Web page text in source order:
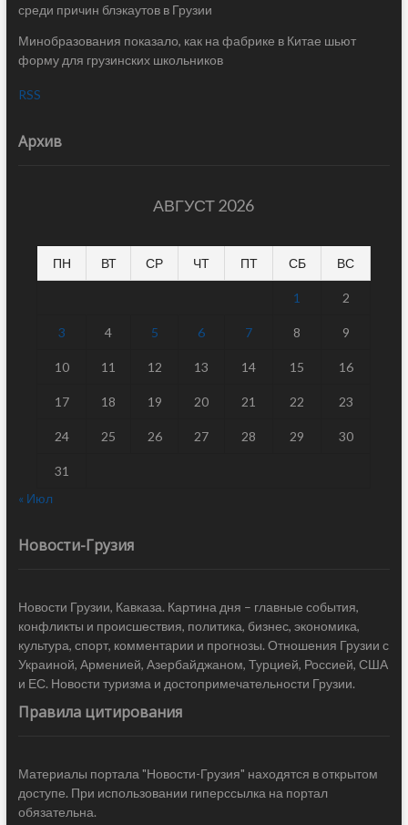
среди причин блэкаутов в Грузии
Минобразования показало, как на фабрике в Китае шьют
форму для грузинских школьников
RSS
Архив
АВГУСТ 2026
ПН ВТ СР ЧТ ПТ СБ ВС
1 2
3 4 5 6 7 8 9
10 11 12 13 14 15 16
17 18 19 20 21 22 23
24 25 26 27 28 29 30
31
« Июл
Новости-Грузия
Новости Грузии, Кавказа. Картина дня – главные события,
конфликты и происшествия, политика, бизнес, экономика,
культура, спорт, комментарии и прогнозы. Отношения Грузии с
Украиной, Арменией, Азербайджаном, Турцией, Россией, США
и ЕС. Новости туризма и достопримечательности Грузии.
Правила цитирования
Материалы портала "Новости-Грузия" находятся в открытом
доступе. При использовании гиперссылка на портал
обязательна.